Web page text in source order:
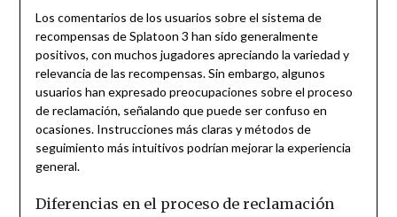
Los comentarios de los usuarios sobre el sistema de
recompensas de Splatoon 3 han sido generalmente
positivos, con muchos jugadores apreciando la variedad y
relevancia de las recompensas. Sin embargo, algunos
usuarios han expresado preocupaciones sobre el proceso
de reclamación, señalando que puede ser confuso en
ocasiones. Instrucciones más claras y métodos de
seguimiento más intuitivos podrían mejorar la experiencia
general.
Diferencias en el proceso de reclamación